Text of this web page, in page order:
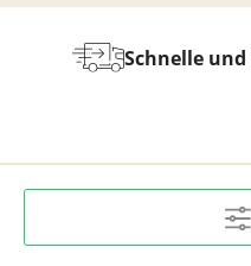
Schnelle